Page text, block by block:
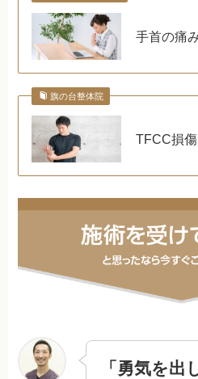
手首の痛
旗の台整体院
TFCC損
「勇気を出